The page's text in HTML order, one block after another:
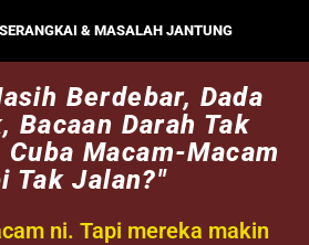
& MASALAH JANTUNG
Berdebar, Dada
Bacaan Darah Tak
Macam-Macam
Tak Jalan?"
ni. Tapi mereka makin